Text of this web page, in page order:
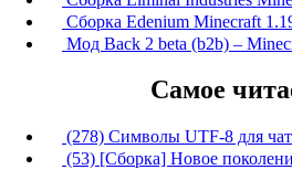
Сборка Edenium Minecraft
Мод Back 2 beta (b2b) –
Самое
(278) Символы UTF-8 для
(53) [Сборка] Новое